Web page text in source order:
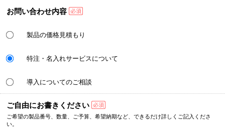
お問い合わせ内容
製品の価格見積もり
特注・名入れサービスについて
導入についてのご相談
ご自由にお書きください
ご希望の製品番号、数量、 ご予算、希望納期など、できるだけ詳しく ご記入くださ
い。